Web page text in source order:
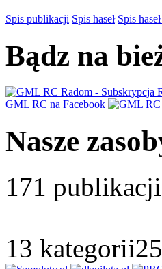
Spis publikacji Spis haseł Spis
Bądz na
GML RC na Facebook
Nasze
171 publikacji
13 kategorii